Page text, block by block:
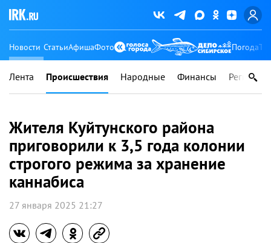
Новости СтатьиАфишаФото Погода
Лента Происшествия Народные Финансы Регионы
Жителя Куйтунского района
приговорили к 3,5 года колонии
строгого режима за хранение
каннабиса
27 января 2025 21:27